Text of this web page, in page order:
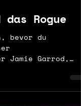
das Rogue
bevor du
Jamie Garrod,
Brook
Rotorua einem